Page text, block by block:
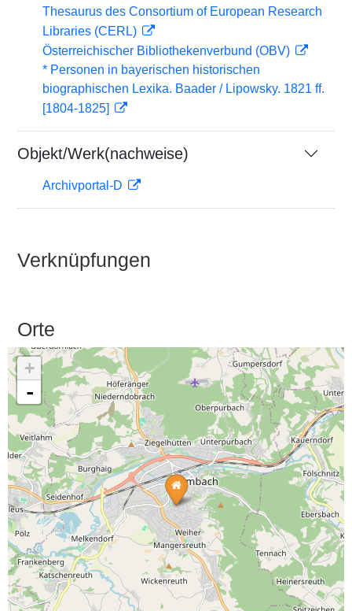
Thesaurus des Consortium of European Research
Libraries (CERL)
Österreichischer Bibliothekenverbund (OBV)
* Personen in bayerischen historischen
biographischen Lexika. Baader / Lipowsky. 1821 ff.
[1804-1825]
Objekt/Werk(nachweise)
Archivportal-D
Verknüpfungen
Orte
+
-